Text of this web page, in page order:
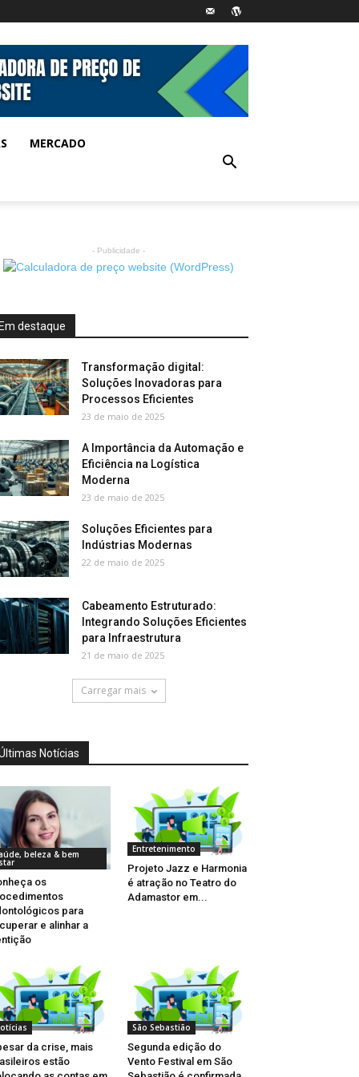
MERCADO
- Publicidade -
Em destaque
Transformação digital:
Soluções Inovadoras para
Processos Eficientes
23 de maio de 2025
A Importância da Automação e
Eficiência na Logística
Moderna
23 de maio de 2025
Soluções Eficientes para
Indústrias Modernas
22 de maio de 2025
Cabeamento Estruturado:
Integrando Soluções Eficientes
para Infraestrutura
21 de maio de 2025
Carregar mais
Notícias
beleza & bem
os
para
e alinhar a
Entretenimento
Projeto Jazz e Harmonia
é atração no Teatro do
Adamastor em...
da crise, mais
estão
São Sebastião
Segunda edição do
Vento Festival em São